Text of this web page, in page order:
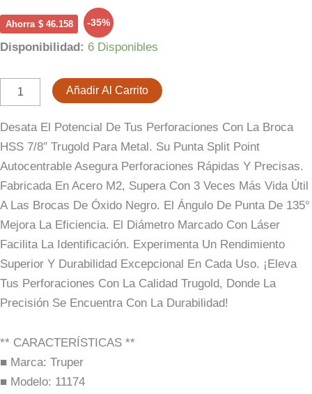
Precio
Original
Era:
$ 132.058.
Actual
Es:
$ 85.900.
Ahorra $46.158 -35%
Disponibilidad: 6 Disponibles
Broca
HSS
X
9"
Reducido
A
Cantidad
Añadir Al Carrito
Desata El Potencial De Tus Perforaciones Con La Broca
HSS 7/8″ Trugold Para Metal. Su Punta Split Point
Autocentrable Asegura Perforaciones Rápidas Y Precisas.
Fabricada En Acero M2, Supera Con 3 Veces Más Vida Útil
A Las Brocas De Óxido Negro. El Ángulo De Punta De 135°
Mejora La Eficiencia. El Diámetro Marcado Con Láser
Facilita La Identificación. Experimenta Un Rendimiento
Superior Y Durabilidad Excepcional En Cada Uso. ¡Eleva
Tus Perforaciones Con La Calidad Trugold, Donde La
Precisión Se Encuentra Con La Durabilidad!
** CARACTERÍSTICAS **
■ Marca: Truper
■ Modelo: 11174